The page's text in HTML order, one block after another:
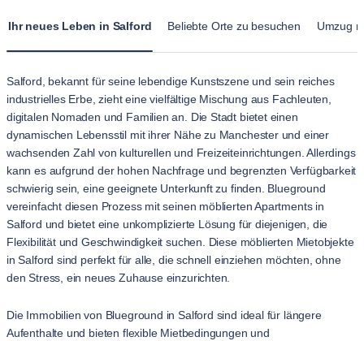
Ihr neues Leben in Salford Beliebte Orte zu besuchen Umzug
Salford, bekannt für seine lebendige Kunstszene und sein reiches
industrielles Erbe, zieht eine vielfältige Mischung aus Fachleuten,
digitalen Nomaden und Familien an. Die Stadt bietet einen
dynamischen Lebensstil mit ihrer Nähe zu Manchester und einer
wachsenden Zahl von kulturellen und Freizeiteinrichtungen. Allerdings
kann es aufgrund der hohen Nachfrage und begrenzten Verfügbarkeit
schwierig sein, eine geeignete Unterkunft zu finden. Blueground
vereinfacht diesen Prozess mit seinen möblierten Apartments in
Salford und bietet eine unkomplizierte Lösung für diejenigen, die
Flexibilität und Geschwindigkeit suchen. Diese möblierten Mietobjekte
in Salford sind perfekt für alle, die schnell einziehen möchten, ohne
den Stress, ein neues Zuhause einzurichten.
Die Immobilien von Blueground in Salford sind ideal für längere
Aufenthalte und bieten flexible Mietbedingungen und